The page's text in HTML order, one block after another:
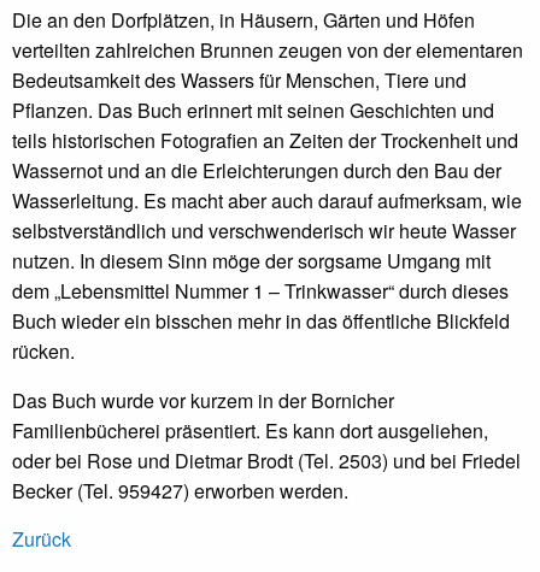
Die an den Dorfplätzen, in Häusern, Gärten und Höfen
verteilten zahlreichen Brunnen zeugen von der elementaren
Bedeutsamkeit des Wassers für Menschen, Tiere und
Pflanzen. Das Buch erinnert mit seinen Geschichten und
teils historischen Fotografien an Zeiten der Trockenheit und
Wassernot und an die Erleichterungen durch den Bau der
Wasserleitung. Es macht aber auch darauf aufmerksam, wie
selbstverständlich und verschwenderisch wir heute Wasser
nutzen. In diesem Sinn möge der sorgsame Umgang mit
dem „Lebensmittel Nummer 1 – Trinkwasser“ durch dieses
Buch wieder ein bisschen mehr in das öffentliche Blickfeld
rücken.
Das Buch wurde vor kurzem in der Bornicher
Familienbücherei präsentiert. Es kann dort ausgeliehen,
oder bei Rose und Dietmar Brodt (Tel. 2503) und bei Friedel
Becker (Tel. 959427) erworben werden.
Zurück